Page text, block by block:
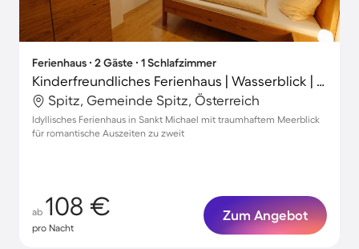
Ferienhaus ∙ 2 Gäste ∙ 1 Schlafzimmer
Kinderfreundliches Ferienhaus | Wasserblick | Strand in der Nähe
Spitz, Gemeinde Spitz, Österreich
Idyllisches Ferienhaus in Sankt Michael mit traumhaftem Meerblick
für romantische Auszeiten zu zweit
ab 108 €
pro Nacht
Zum Angebot